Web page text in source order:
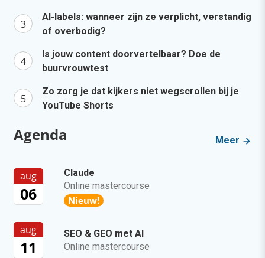
AI-labels: wanneer zijn ze verplicht, verstandig
of overbodig?
Is jouw content doorvertelbaar? Doe de
buurvrouwtest
Zo zorg je dat kijkers niet wegscrollen bij je
YouTube Shorts
Agenda Meer
aug
06
Claude
Online mastercourse
Nieuw!
aug
11
SEO & GEO met AI
Online mastercourse